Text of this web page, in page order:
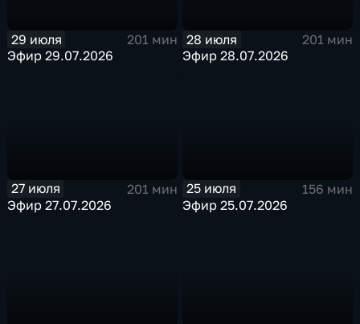
29 июля
201 мин
Эфир 29.07.2026
28 июля
201 мин
Эфир 28.07.2026
27 июля
201 мин
Эфир 27.07.2026
25 июля
156 мин
Эфир 25.07.2026